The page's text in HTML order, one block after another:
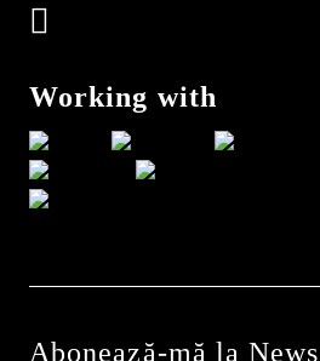
Working with
Abonează-mă la